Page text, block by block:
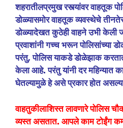
शहरातीलप्रमुख रस्त्यांवर वाहतूक
डोळ्यासमोर वाहतूक व्यवस्थेचे
डोळ्यादेखत कुठेही वाहने उभी केली
प्रवाशांनी गच्च भरून पोलिसांच्या
परंतु, पोलिस याकडे डोळेझाक
केला आहे. परंतु यांनी दर महिन्यात
घेतल्यामुळे हे असे प्रकार होत
वाहतुकीलाशिस्त लावणारे पोलिस
व्यस्त असतात. आपले काम टोईंग